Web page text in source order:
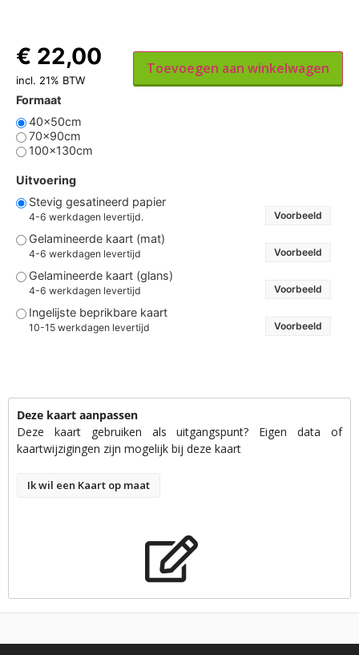
Formaat
40x50cm
70x90cm
100x130cm
Uitvoering
Stevig gesatineerd papier
4-6 werkdagen levertijd. Voorbeeld
Gelamineerde kaart (mat)
4-6 werkdagen levertijd Voorbeeld
Gelamineerde kaart (glans)
4-6 werkdagen levertijd Voorbeeld
Ingelijste beprikbare kaart
10-15 werkdagen levertijd Voorbeeld
€ 22,00
incl. 21% BTW
Toevoegen aan winkelwagen
Deze kaart aanpassen
Deze kaart gebruiken als uitgangspunt? Eigen data of
kaartwijzigingen zijn mogelijk bij deze kaart
Ik wil een Kaart op maat